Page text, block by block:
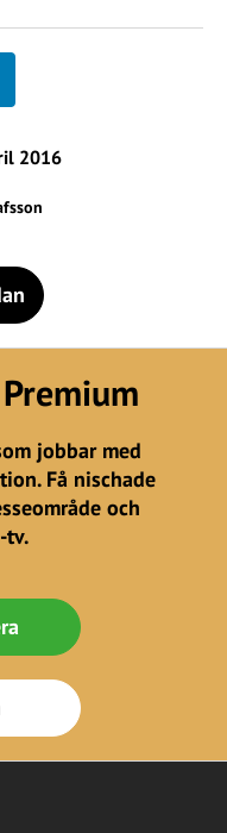
2016
jobbar med
Få nischade
och
tv.